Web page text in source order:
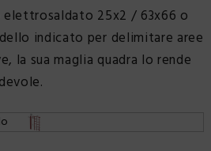
25x2 / 63x66 o
indicato per delimitare aree
la sua maglia quadra lo rende
CHI SIAMO
SERVIZI